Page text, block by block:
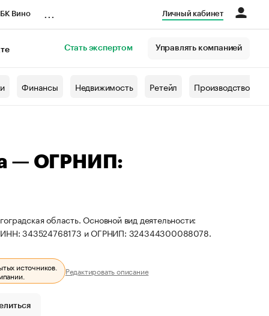
Вино Личный кабинет
Стать экспертом Управлять компанией
Финансы Недвижимость Ретейл Производство
— ОГРНИП:
область. Основной вид деятельности:
ИНН: 343524768173 и ОГРНИП: 324344300088078.
источников.
Редактировать описание